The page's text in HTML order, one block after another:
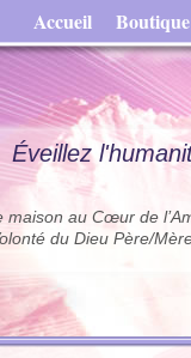
Accueil Boutique
Éveillez
maison au Cœur de
du Dieu Père/